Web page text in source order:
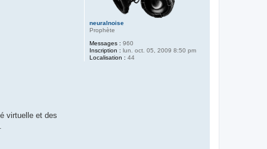
neuralnoise
Prophète
Messages : 960
Inscription : lun. oct. 05, 2009 8:50 pm
Localisation : 44
virtuelle et des